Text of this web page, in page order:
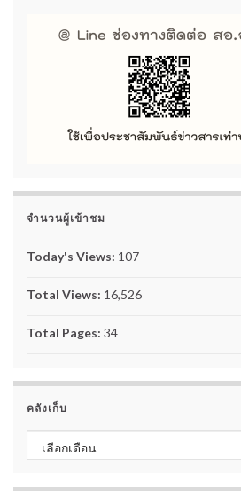
จำนวนผู้เข้าชม
Today's Views: 107
Total Views: 16,526
Total Pages: 34
คลังเก็บ
คลังเก็บ